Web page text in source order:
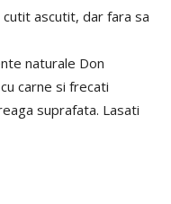
ascutit, dar fara sa
naturale Don
carne si frecati
suprafata. Lasati